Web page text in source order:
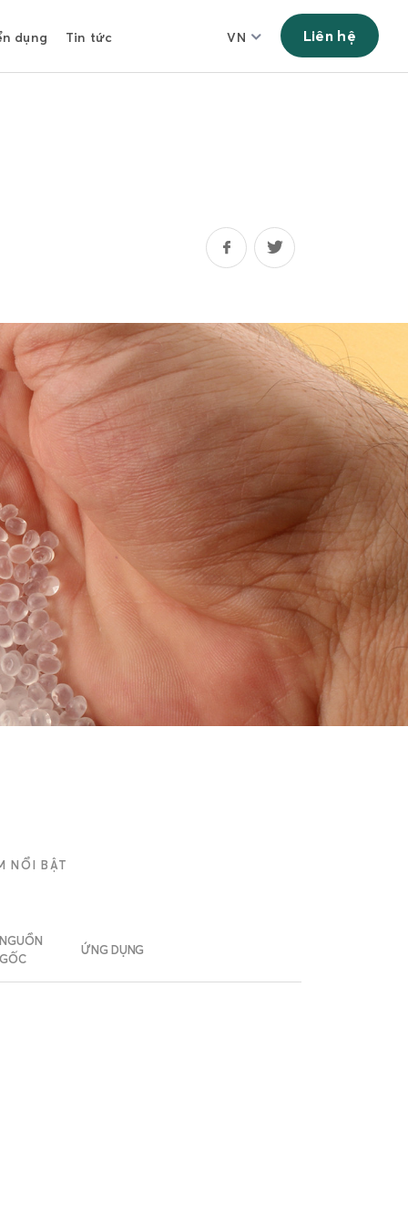
dụng Tin tức VN Liên hệ
NỔI BẬT
NGUỒN
GỐC
ỨNG DỤNG